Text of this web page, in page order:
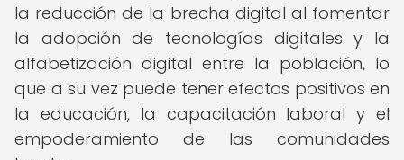
la reducción de la brecha digital al fomentar
la adopción de tecnologías digitales y la
alfabetización digital entre la población, lo
que a su vez puede tener efectos positivos en
la educación, la capacitación laboral y el
empoderamiento de las comunidades